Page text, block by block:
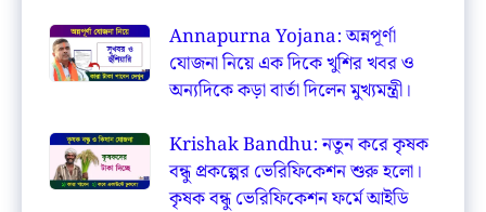
Annapurna Yojana: অন্নপূর্ণা
যোজনা নিয়ে এক দিকে খুশির খবর ও
অন্যদিকে কড়া বার্তা দিলেন মুখ্যমন্ত্রী।
Krishak Bandhu: নতুন করে কৃষক
বন্ধু প্রকল্পের ভেরিফিকেশন শুরু হলো।
কৃষক বন্ধু ভেরিফিকেশন ফর্মে আইডি